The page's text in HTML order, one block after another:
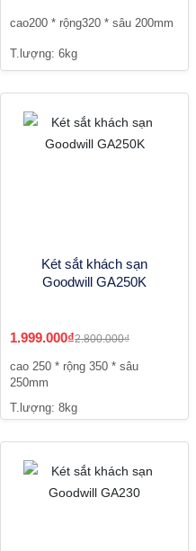
cao200 * rộng320 * sâu 200mm
T.lượng: 6kg
Két sắt khách sạn
Goodwill GA250K
1.999.000₫2.800.000₫
cao 250 * rộng 350 * sâu
250mm
T.lượng: 8kg